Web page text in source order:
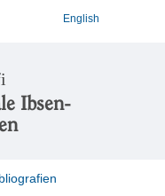
English
Ibsen-